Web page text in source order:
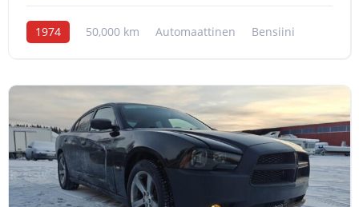
1974 50,000 km Automaattinen Bensiini